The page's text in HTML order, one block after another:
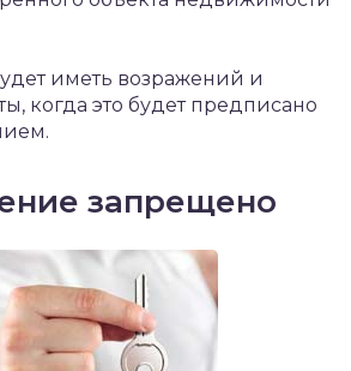
иметь возражений и
когда это будет предписано
запрещено